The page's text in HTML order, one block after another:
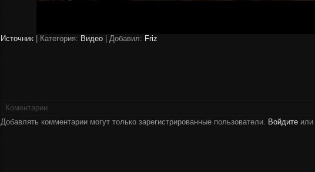
Источник Категория: Видео | Добавил: Friz
Коментарии
Добавлять комментарии могут только зарегистрированные пользователи. Войдите или